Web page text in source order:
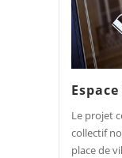
Le projet
collectif
place de